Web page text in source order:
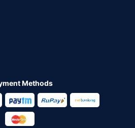
Methods